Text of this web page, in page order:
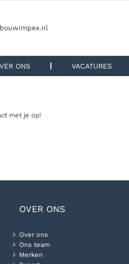
ONS VACATURES
met je op!
OVER ONS
Over ons
Ons team
Merken